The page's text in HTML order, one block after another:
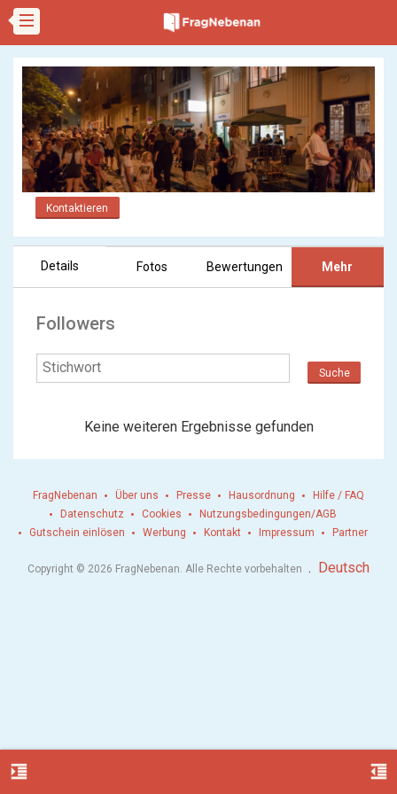
Kontaktieren
Details Fotos Bewertungen Mehr
Followers
Suche
Keine weiteren Ergebnisse gefunden
format_indent_increase format_indent_decrease
FragNebenan Über uns Presse Hausordnung
Hilfe / FAQ
Datenschutz
Cookies
Nutzungsbedingungen/AGB
Gutschein einlösen
Werbung Kontakt Impressum Partner
Copyright © 2026 FragNebenan. Alle Rechte vorbehalten . Deutsch